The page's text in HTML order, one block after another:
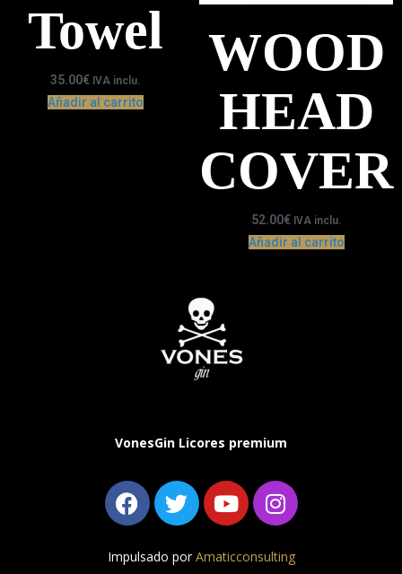
Towel
35.00€ IVA inclu.
Añadir al carrito
WOOD
HEAD
COVER
52.00€ IVA inclu.
Añadir al carrito
VonesGin Licores premium
Impulsado porAmaticconsulting